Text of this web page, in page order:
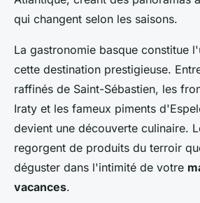
qui changent selon les saisons.
La gastronomie basque constitue
cette destination prestigieuse.
raffinés de Saint-Sébastien, les
Iraty et les fameux piments
devient une découverte culinaire.
regorgent de produits du terroir
déguster dans l'intimité de votre
vacances.